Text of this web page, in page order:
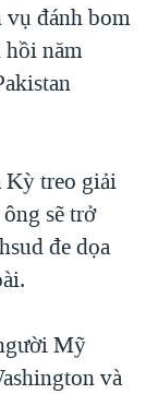
đánh bom
hồi năm
Kỳ treo giải
sẽ trở
đe dọa
Mỹ
và